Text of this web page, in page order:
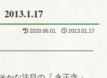
2020.06.01 2013.01.17